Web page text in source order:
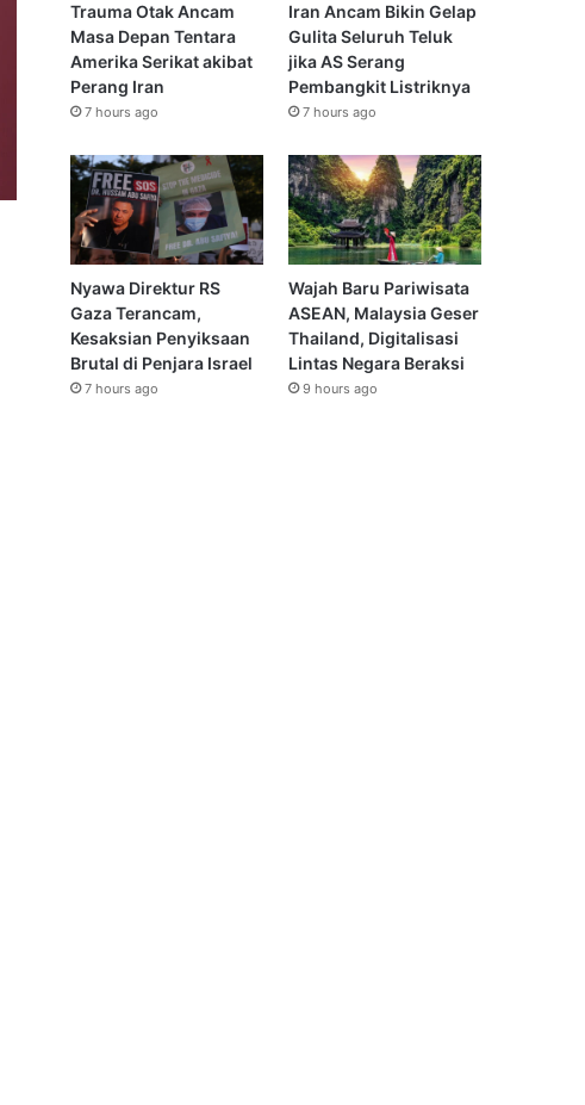
Trauma Otak Ancam
Masa Depan Tentara
Amerika Serikat akibat
Perang Iran
7 hours ago
Iran Ancam Bikin Gelap
Gulita Seluruh Teluk
jika AS Serang
Pembangkit Listriknya
7 hours ago
Nyawa Direktur RS
Gaza Terancam,
Kesaksian Penyiksaan
Brutal di Penjara Israel
7 hours ago
Wajah Baru Pariwisata
ASEAN, Malaysia Geser
Thailand, Digitalisasi
Lintas Negara Beraksi
9 hours ago